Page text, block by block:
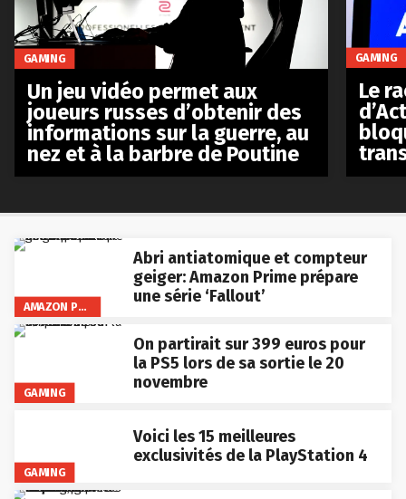
AMAZON PRIME VIDEO
Abri antiatomique et compteur
geiger: Amazon Prime prépare
une série ‘Fallout’
GAMING
On partirait sur 399 euros pour
la PS5 lors de sa sortie le 20
novembre
GAMING
Voici les 15 meilleures
exclusivités de la PlayStation 4
GAMING
Un jeu vidéo permet aux
joueurs russes d’obtenir des
informations sur la guerre, au
nez et à la barbre de Poutine
GAMING
Le